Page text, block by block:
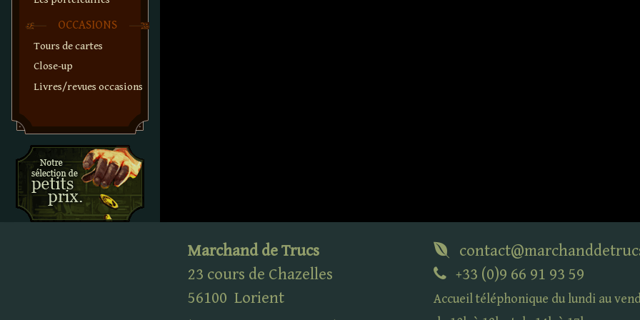
OCCASIONS
Tours de cartes
Close-up
Livres/revues occasions
Marchand de Trucs
23 cours de Chazelles
56100 Lorient
+33 (0)9 66 91 93 59
Accueil téléphonique du lundi au